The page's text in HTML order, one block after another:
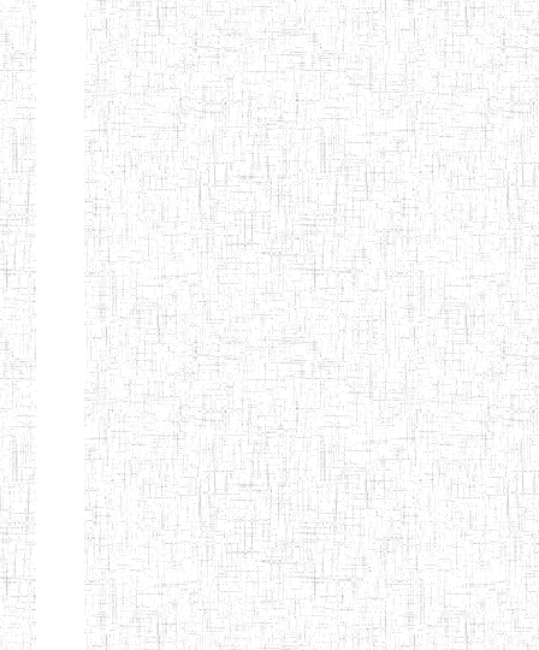
Etablissements
d'enseignement
normal
ENI
Chercher:
Effacer les filtres
Denomination
Type